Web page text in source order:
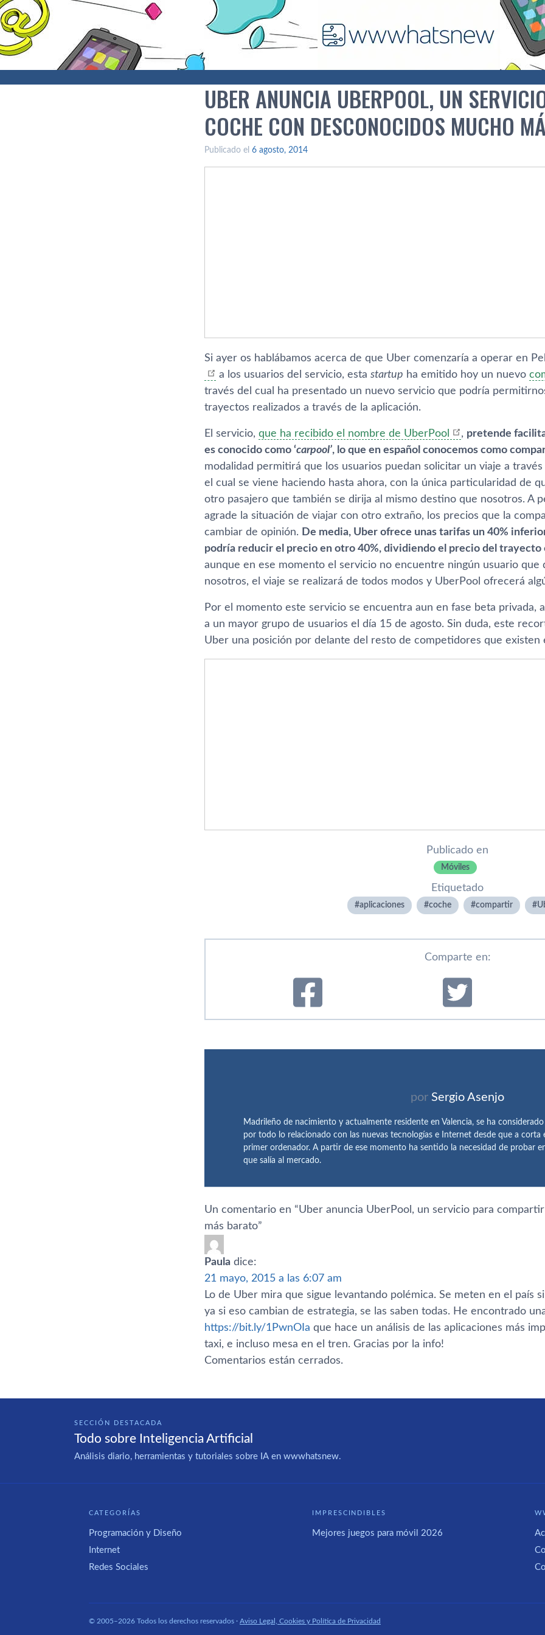
UBER ANUNCIA UBERPOOL, UN
COCHE CON DESCONOCIDOS MUCHO
Publicado el 6 agosto, 2014
Si ayer os hablábamos acerca de que Uber comenzarí­a a operar en
a los usuarios del servicio, esta startup ha emitido hoy un nuevo
través del cual ha presentado un nuevo servicio que podrí­a
trayectos realizados a través de la aplicación.
El servicio, que ha recibido el nombre de UberPool , pretende
es conocido como ‘carpool’, lo que en español conocemos como
modalidad permitirá que los usuarios puedan solicitar un viaje a
el cual se viene haciendo hasta ahora, con la única particularidad de
otro pasajero que también se dirija al mismo destino que nosotros. A
agrade la situación de viajar con otro extraño, los precios que la
cambiar de opinión. De media, Uber ofrece unas tarifas un 40%
podrí­a reducir el precio en otro 40%, dividiendo el precio del trayecto
aunque en ese momento el servicio no encuentre ningún usuario que
nosotros, el viaje se realizará de todos modos y UberPool ofrecerá
Por el momento este servicio se encuentra aun en fase beta privada,
a un mayor grupo de usuarios el dí­a 15 de agosto. Sin duda, este
Uber una posición por delante del resto de competidores que existen
Publicado en
Móviles
Etiquetado
aplicaciones coche compartir
Comparte en:
por Sergio Asenjo
Madrileño de nacimiento y actualmente residente en Valencia, se ha
por todo lo relacionado con las nuevas tecnologías e Internet desde que a corta
primer ordenador. A partir de ese momento ha sentido la necesidad de probar
que salía al mercado.
Un comentario en “Uber anuncia UberPool, un servicio para
más barato”
Paula dice:
21 mayo, 2015 a las 6:07 am
Lo de Uber mira que sigue levantando polémica. Se meten en el paí­s
ya si eso cambian de estrategia, se las saben todas. He encontrado
https://bit.ly/1PwnOIa que hace un análisis de las aplicaciones más
taxi, e incluso mesa en el tren. Gracias por la info!
Comentarios están cerrados.
SECCIÓN DESTACADA
Todo sobre Inteligencia Artificial
Análisis diario, herramientas y tutoriales sobre IA en wwwhatsnew.
CATEGORÍAS
Programación y Diseño
Internet
Redes Sociales
IMPRESCINDIBLES
Mejores juegos para móvil 2026
© 2005–2026 Todos los derechos reservados · Aviso Legal, Cookies y Política de Privacidad